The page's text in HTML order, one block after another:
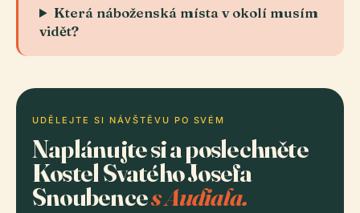
Která náboženská místa v okolí musím
vidět?
UDĚLEJTE SI NÁVŠTĚVU PO SVÉM
Naplánujte si a poslechněte
Kostel Svatého Josefa
Snoubences Audiala.